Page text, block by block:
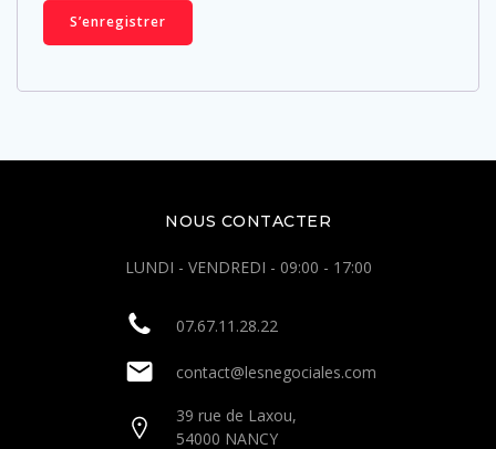
S’enregistrer
NOUS CONTACTER
LUNDI - VENDREDI - 09:00 - 17:00
07.67.11.28.22
contact@lesnegociales.com
39 rue de Laxou,
54000 NANCY